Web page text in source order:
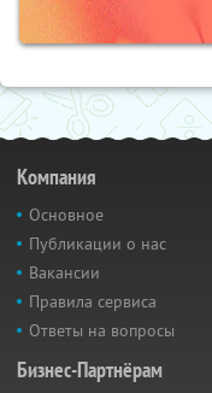
Компания
Основное
Публикации о нас
Вакансии
Правила сервиса
Ответы на вопросы
Бизнес-Партнёрам